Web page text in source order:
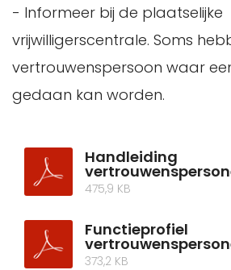
- Informeer bij de plaatselijke
vrijwilligerscentrale. Soms
vertrouwenspersoon waar
gedaan kan worden.
Handleiding
475,9 KB
Functieprofiel
373,2 KB